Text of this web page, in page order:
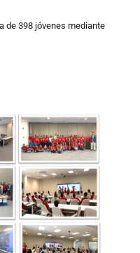
de 398 jóvenes mediante